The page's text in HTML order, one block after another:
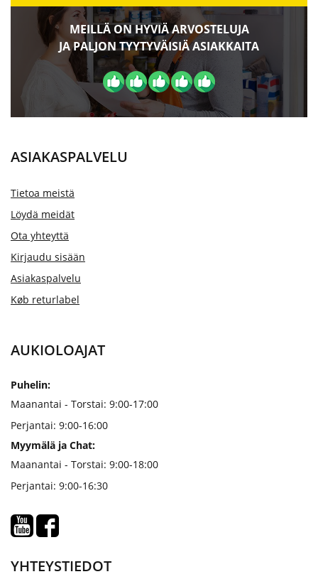
MEILLÄ ON HYVIÄ ARVOSTELUJA
JA PALJON TYYTYVÄISIÄ ASIAKKAITA
ASIAKASPALVELU
Tietoa meistä
Löydä meidät
Ota yhteyttä
Kirjaudu sisään
Asiakaspalvelu
Køb returlabel
AUKIOLOAJAT
Puhelin:
Maanantai - Torstai: 9:00-17:00
Perjantai: 9:00-16:00
Myymälä ja Chat:
Maanantai - Torstai: 9:00-18:00
Perjantai: 9:00-16:30
YHTEYSTIEDOT